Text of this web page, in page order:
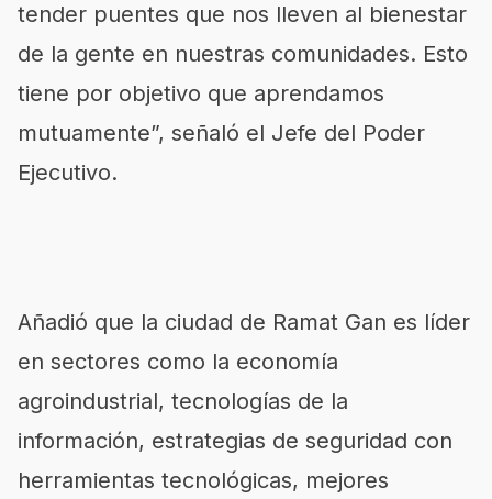
tender puentes que nos lleven al bienestar
de la gente en nuestras comunidades. Esto
tiene por objetivo que aprendamos
mutuamente”, señaló el Jefe del Poder
Ejecutivo.
Añadió que la ciudad de Ramat Gan es líder
en sectores como la economía
agroindustrial, tecnologías de la
información, estrategias de seguridad con
herramientas tecnológicas, mejores